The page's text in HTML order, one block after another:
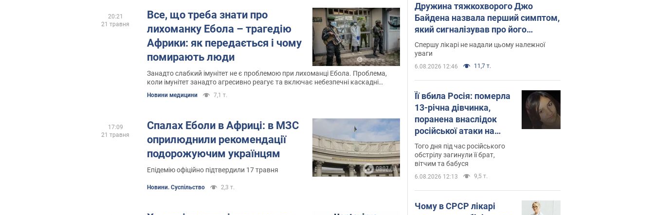
Все, що треба знати про
лихоманку Ебола – трагедію
Африки: як передається і чому
помирають люди
Занадто слабкий імунітет не є проблемою при лихоманці Ебола. Проблема,
коли імунітет занадто агресивно реагує та включає небезпечні каскадні
Новини медицини 7,1 т.
20:21
21 травня
Спалах Еболи в Африці: в МЗС
оприлюднили рекомендації
подорожуючим українцям
Епідемію офіційно підтвердили 17 травня
Новини. Суспільство 2,3 т.
17:09
21 травня
Дружина тяжкохворого Джо
Байдена назвала перший симптом,
який сигналізував про його
"агресивний" рак
Спершу лікарі не надали цьому належної
уваги
6.08.2026 12:46 11,7 т.
Її вбила Росія: померла
13-річна дівчинка,
поранена внаслідок
російської атаки на
Сумщину. Фото
Того дня під час російського
обстрілу загинули її брат,
вітчим та бабуся
6.08.2026 12:13 9,5 т.
Чому в СРСР лікарі